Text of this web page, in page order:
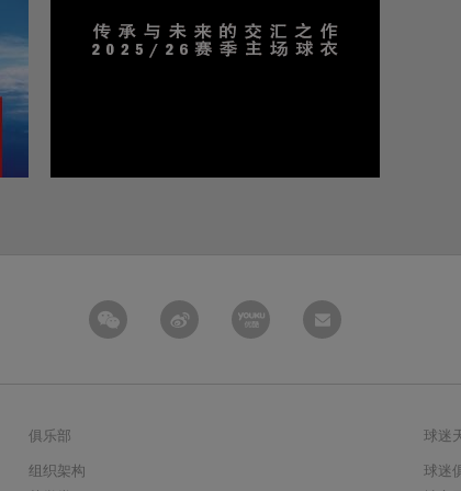
俱乐部
组织架构
球迷
球迷